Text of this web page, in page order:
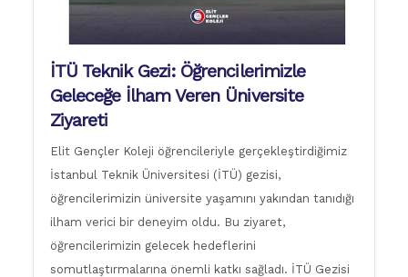
İTÜ Teknik Gezi: Öğrencilerimizle
Geleceğe İlham Veren Üniversite
Ziyareti
Elit Gençler Koleji öğrencileriyle gerçekleştirdiğimiz
İstanbul Teknik Üniversitesi (İTÜ) gezisi,
öğrencilerimizin üniversite yaşamını yakından tanıdığı
ilham verici bir deneyim oldu. Bu ziyaret,
öğrencilerimizin gelecek hedeflerini
somutlaştırmalarına önemli katkı sağladı. İTÜ Gezisi